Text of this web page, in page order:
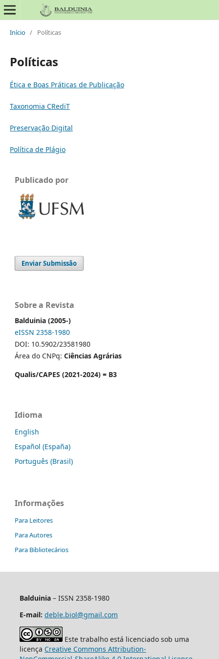
Início / Políticas
Políticas
Ética e Boas Práticas de Publicação
Taxonomia CRediT
Preservação Digital
Política de Plágio
Publicado por
Enviar Submissão
Sobre a Revista
Balduinia (2005-)
eISSN 2358-1980
DOI: 10.5902/23581980
Área do CNPq: Ciências Agrárias
Qualis/CAPES (2021-2024) = B3
Idioma
English
Español (España)
Português (Brasil)
Informações
Para Leitores
Para Autores
Para Bibliotecários
Balduinia – ISSN 2358-1980
E-mail: deble.biol@gmail.com
Este trabalho está licenciado sob uma
licença Creative Commons Attribution-